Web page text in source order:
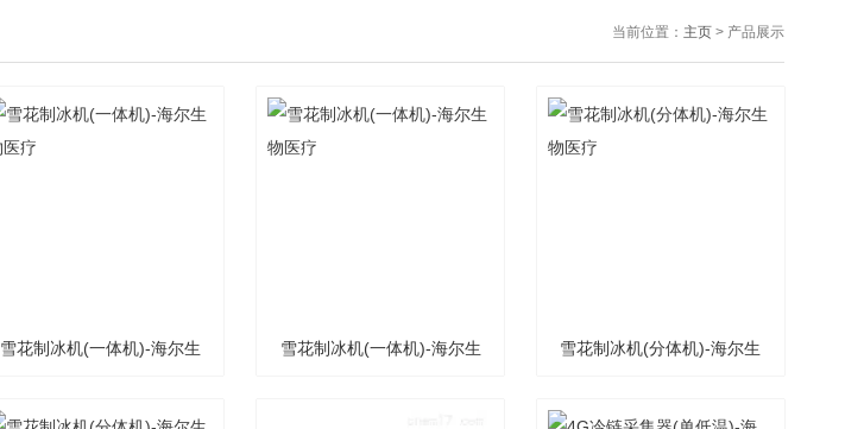
当前位置： 主页> 产品展示
雪花制冰机(一体机)-海尔生 雪花制冰机(一体机)-海尔生 雪花制冰机(分体机)-海尔生